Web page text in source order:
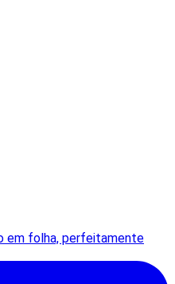
em folha, perfeitamente